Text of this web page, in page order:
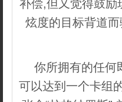
补偿,但又觉得鼓励
炫度的目标背道
你所拥有的任何
可以达到一个卡组